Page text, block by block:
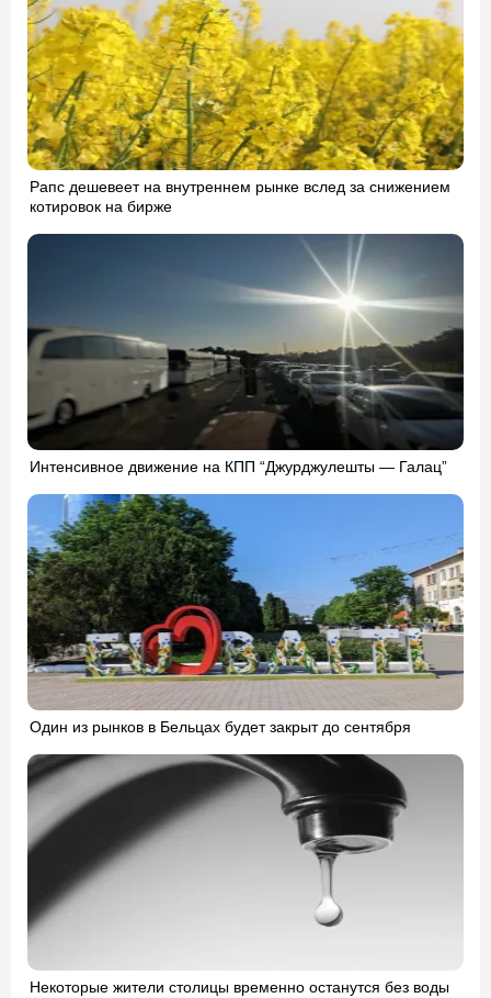
Рапс дешевеет на внутреннем рынке вслед за снижением
котировок на бирже
Интенсивное движение на КПП “Джурджулешты — Галац”
Один из рынков в Бельцах будет закрыт до сентября
Некоторые жители столицы временно останутся без воды